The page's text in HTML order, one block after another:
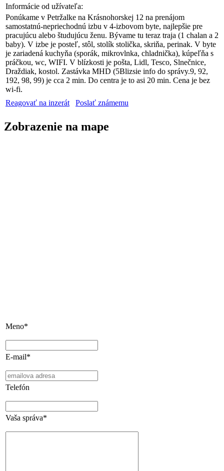
Informácie od užívateľa:
Ponúkame v Petržalke na Krásnohorskej 12 na prenájom
samostatnú-nepriechodnú izbu v 4-izbovom byte, najlepšie pre
pracujúcu alebo študujúcu ženu. Bývame tu teraz traja (1 chalan a 2
baby). V izbe je posteľ, stôl, stolík stolička, skriňa, perinak. V byte
je zariadená kuchyňa (sporák, mikrovlnka, chladnička), kúpeľňa s
práčkou, wc, WIFI. V blízkosti je pošta, Lidl, Tesco, Slnečnice,
Draždiak, kostol. Zastávka MHD (5Blizsie info do správy.9, 92,
192, 98, 99) je cca 2 min. Do centra je to asi 20 min. Cena je bez
wi-fi.
Reagovať na inzerát
Poslať známemu
Zobrazenie na mape
Meno*
E-mail*
Telefón
Vaša správa*